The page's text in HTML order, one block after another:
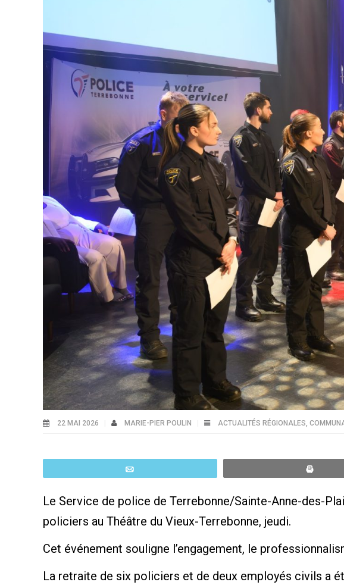
22 MAI 2026 MARIE-PIER POULIN ACTUALITÉS RÉGIONALES,
Le Service de police de Terrebonne/Sainte-Anne-des-
policiers au Théâtre du Vieux-Terrebonne, jeudi.
Cet événement souligne l’engagement, le
La retraite de six policiers et de deux employés civils a